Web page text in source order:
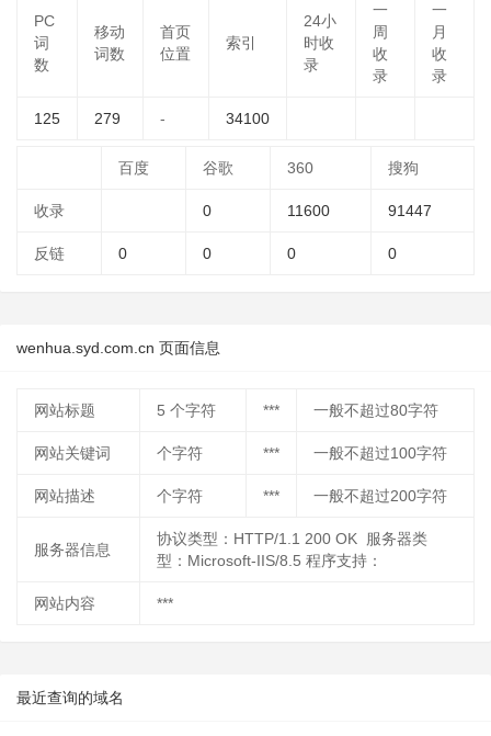
PC
词
数
移动
词数
首页
位置
索引
24小
时收
录
一
周
收
录
一
月
收
录
125 279 - 34100
百度 谷歌 360 搜狗
收录 0 11600 91447
反链 0 0 0 0
wenhua.syd.com.cn 页面信息
网站标题 5 个字符 *** 一般不超过80字符
网站关键词 个字符 *** 一般不超过100字符
网站描述 个字符 *** 一般不超过200字符
服务器信息
协议类型：HTTP/1.1 200 OK 服务器类
型：Microsoft-IIS/8.5 程序支持：
网站内容 ***
最近查询的域名